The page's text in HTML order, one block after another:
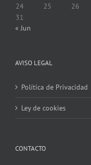
24
25 26
31
« Jun
AVISO LEGAL
Política de Privacidad
Ley de cookies
CONTACTO